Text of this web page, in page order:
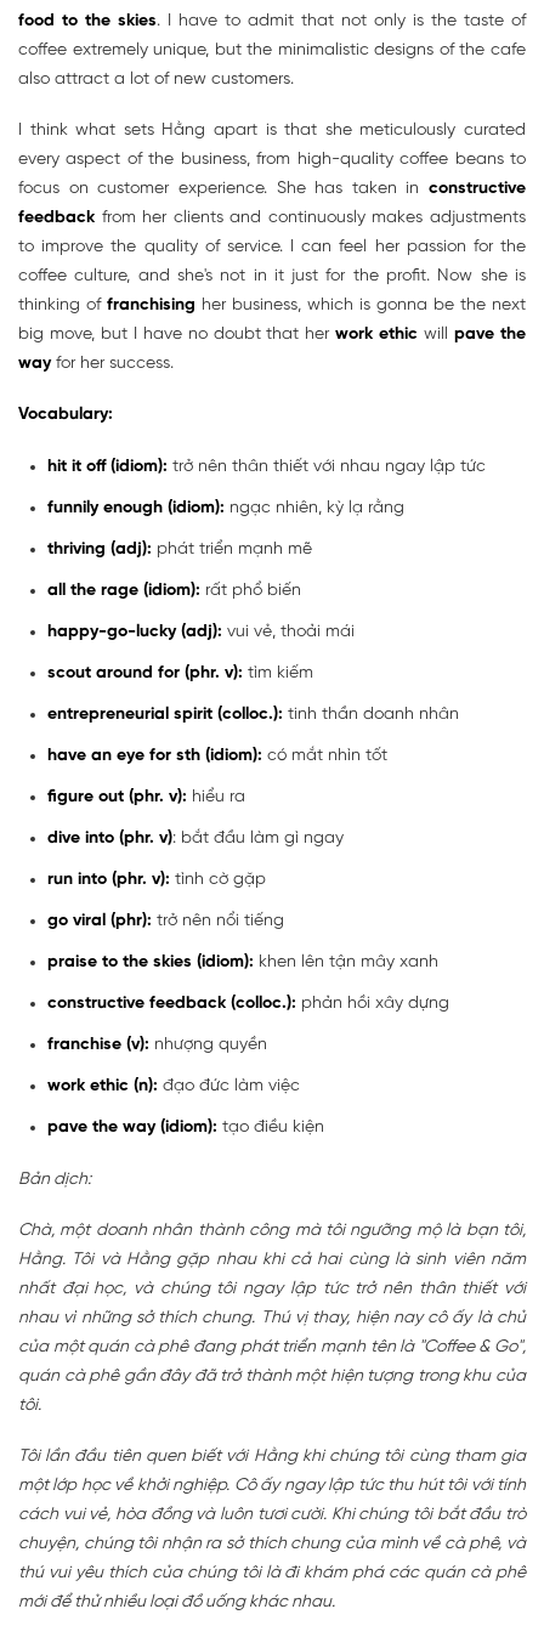
food to the skies. I have to admit that not only is the taste of
coffee extremely unique, but the minimalistic designs of the cafe
also attract a lot of new customers.
I think what sets Hằng apart is that she meticulously curated
every aspect of the business, from high-quality coffee beans to
focus on customer experience. She has taken in constructive
feedback from her clients and continuously makes adjustments
to improve the quality of service. I can feel her passion for the
coffee culture, and she's not in it just for the profit. Now she is
thinking offranchising her business, which is gonna be the next
big move, but I have no doubt that herwork ethic willpave the
wayfor her success.
Vocabulary:
hit it off (idiom): trở nên thân thiết với nhau ngay lập tức
funnily enough (idiom): ngạc nhiên, kỳ lạ rằng
thriving (adj): phát triển mạnh mẽ
all the rage (idiom): rất phổ biến
happy-go-lucky (adj): vui vẻ, thoải mái
scout around for (phr. v): tìm kiếm
entrepreneurial spirit (colloc.): tinh thần doanh nhân
have an eye for sth (idiom): có mắt nhìn tốt
figure out (phr. v): hiểu ra
dive into (phr. v): bắt đầu làm gì ngay
run into (phr. v): tình cờ gặp
go viral (phr): trở nên nổi tiếng
praise to the skies (idiom): khen lên tận mây xanh
constructive feedback (colloc.): phản hồi xây dựng
franchise (v): nhượng quyền
work ethic (n): đạo đức làm việc
pave the way (idiom): tạo điều kiện
Bản dịch:
Chà, một doanh nhân thành công mà tôi ngưỡng mộ là bạn tôi,
Hằng. Tôi và Hằng gặp nhau khi cả hai cùng là sinh viên năm
nhất đại học, và chúng tôi ngay lập tức trở nên thân thiết với
nhau vì những sở thích chung. Thú vị thay, hiện nay cô ấy là chủ
của một quán cà phê đang phát triển mạnh tên là "Coffee & Go",
quán cà phê gần đây đã trở thành một hiện tượng trong khu của
tôi.
Tôi lần đầu tiên quen biết với Hằng khi chúng tôi cùng tham gia
một lớp học về khởi nghiệp. Cô ấy ngay lập tức thu hút tôi với tính
cách vui vẻ, hòa đồng và luôn tươi cười. Khi chúng tôi bắt đầu trò
chuyện, chúng tôi nhận ra sở thích chung của mình về cà phê, và
thú vui yêu thích của chúng tôi là đi khám phá các quán cà phê
mới để thử nhiều loại đồ uống khác nhau.